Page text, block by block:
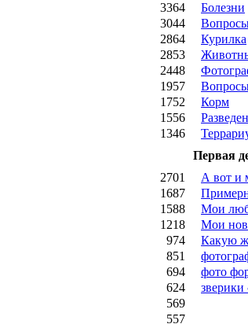
3364
3044
2864
2853
2448
1957
1752
1556
1346
Болезни
Курилка
Корм
Первая
2701
1687
1588
1218
974
851
694
624
569
557
А вот и
Мои
Мои
Какую
фото